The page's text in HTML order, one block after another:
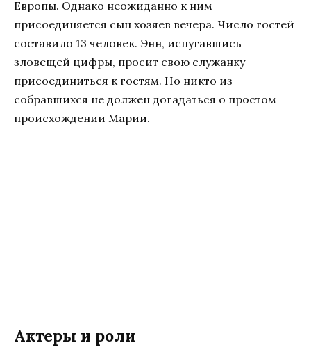
Европы. Однако неожиданно к ним
присоединяется сын хозяев вечера. Число гостей
составило 13 человек. Энн, испугавшись
зловещей цифры, просит свою служанку
присоединиться к гостям. Но никто из
собравшихся не должен догадаться о простом
происхождении Марии.
Актеры и роли